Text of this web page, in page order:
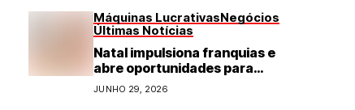
Máquinas LucrativasNegócios
Últimas Notícias
Natal impulsiona franquias e
abre oportunidades para
diversos segmentos do
JUNHO 29, 2026